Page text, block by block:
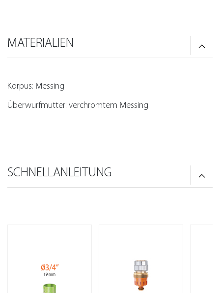
MATERIALIEN
Korpus: Messing
Überwurfmutter: verchromtem Messing
SCHNELLANLEITUNG